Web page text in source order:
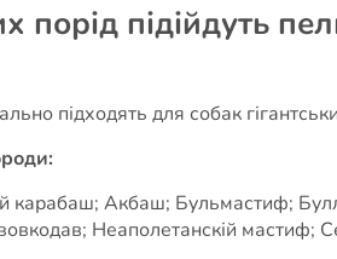
порід підійдуть
підходять для собак
карабаш; Акбаш; Бульмастиф;
Неаполетанскій мастиф;